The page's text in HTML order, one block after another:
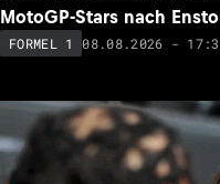
MotoGP-Stars nach
FORMEL 1 08.08.2026 -